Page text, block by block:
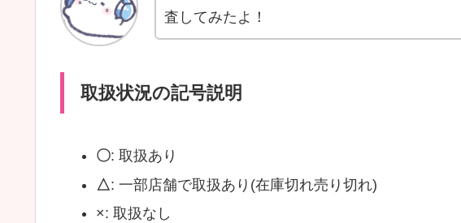
査してみたよ！
取扱状況の記号説明
〇: 取扱あり
△: 一部店舗で取扱あり(在庫切れ売り切れ)
×: 取扱なし